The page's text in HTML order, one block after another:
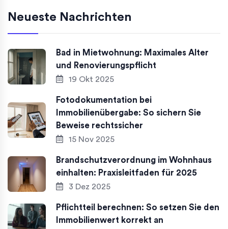
Neueste Nachrichten
Bad in Mietwohnung: Maximales Alter
und Renovierungspflicht
19 Okt 2025
Fotodokumentation bei
Immobilienübergabe: So sichern Sie
Beweise rechtssicher
15 Nov 2025
Brandschutzverordnung im Wohnhaus
einhalten: Praxisleitfaden für 2025
3 Dez 2025
Pflichtteil berechnen: So setzen Sie den
Immobilienwert korrekt an